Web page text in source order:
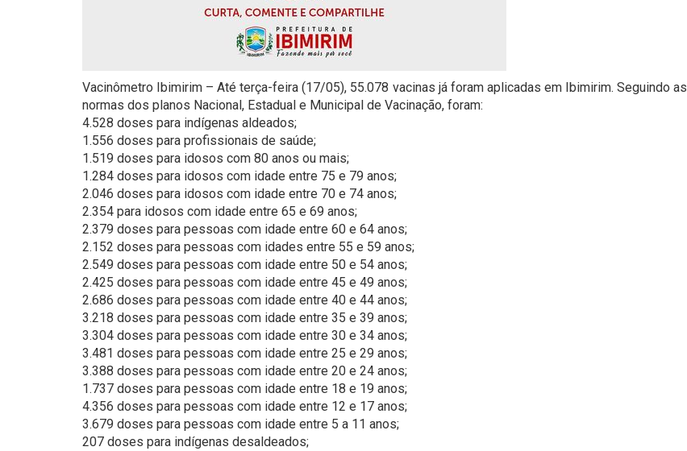
Vacinômetro Ibimirim – Até terça-feira (17/05), 55.078 vacinas já foram aplicadas em Ibimirim. Seguindo as
normas dos planos Nacional, Estadual e Municipal de Vacinação, foram:
4.528 doses para indígenas aldeados;
1.556 doses para profissionais de saúde;
1.519 doses para idosos com 80 anos ou mais;
1.284 doses para idosos com idade entre 75 e 79 anos;
2.046 doses para idosos com idade entre 70 e 74 anos;
2.354 para idosos com idade entre 65 e 69 anos;
2.379 doses para pessoas com idade entre 60 e 64 anos;
2.152 doses para pessoas com idades entre 55 e 59 anos;
2.549 doses para pessoas com idade entre 50 e 54 anos;
2.425 doses para pessoas com idade entre 45 e 49 anos;
2.686 doses para pessoas com idade entre 40 e 44 anos;
3.218 doses para pessoas com idade entre 35 e 39 anos;
3.304 doses para pessoas com idade entre 30 e 34 anos;
3.481 doses para pessoas com idade entre 25 e 29 anos;
3.388 doses para pessoas com idade entre 20 e 24 anos;
1.737 doses para pessoas com idade entre 18 e 19 anos;
4.356 doses para pessoas com idade entre 12 e 17 anos;
3.679 doses para pessoas com idade entre 5 a 11 anos;
207 doses para indígenas desaldeados;